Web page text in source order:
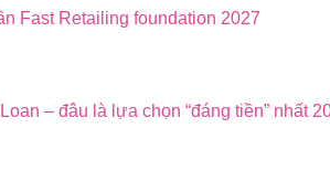
Fast Retailing foundation 2027
– đâu là lựa chọn “đáng tiền” nhất